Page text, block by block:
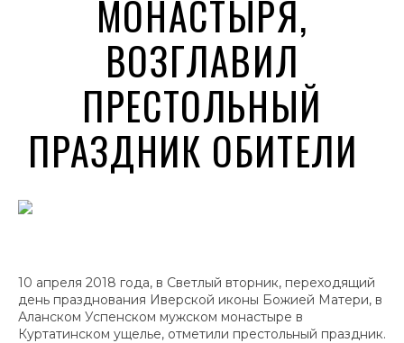
МОНАСТЫРЯ,
ВОЗГЛАВИЛ
ПРЕСТОЛЬНЫЙ
ПРАЗДНИК ОБИТЕЛИ
10 апреля 2018 года, в Светлый вторник, переходящий
день празднования Иверской иконы Божией Матери, в
Аланском Успенском мужском монастыре в
Куртатинском ущелье, отметили престольный праздник.